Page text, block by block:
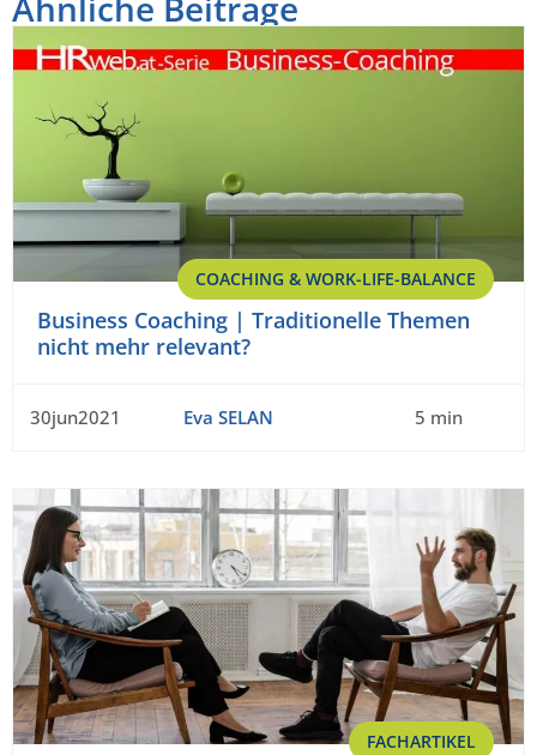
COACHING & WORK-LIFE-BALANCE
Business Coaching | Traditionelle Themen
nicht mehr relevant?
30jun2021 Eva SELAN 5 min
FACHARTIKEL